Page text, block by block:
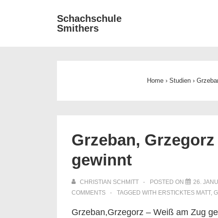
Schachschule
Smithers
Home › Studien ›
Grzeban,
gewinnt
CHRISTIAN SCHMITT POSTED ON
26.
COMMENTS
TAGGED WITH ERSTICKTES MATT,
Grzeban,Grzegorz – Weiß am Zug